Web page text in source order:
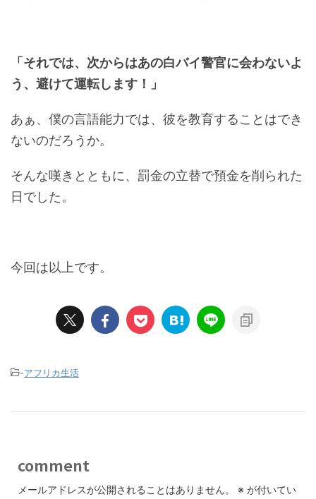
「それでは、次からはあの白バイ警官に会わないよ
う、避けて運転します！」
あぁ、僕の言語能力では、彼を教育することはでき
ないのだろうか。
そんな嘆きとともに、罰金の立替で預金を削られた
日でした。
今回は以上です。
-アフリカ生活
comment
メールアドレスが公開されることはありません。 ※ が付いてい